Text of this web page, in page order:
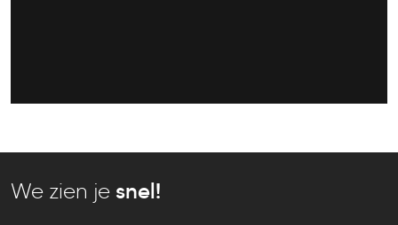
We zien je snel!